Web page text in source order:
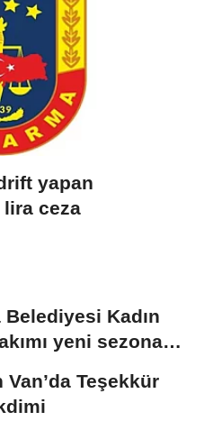
yapan
ceza
Kadın
yeni sezona
Van’da Teşekkür